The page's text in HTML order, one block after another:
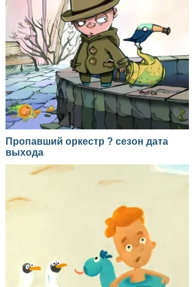
Пропавший оркестр ? сезон дата
выхода